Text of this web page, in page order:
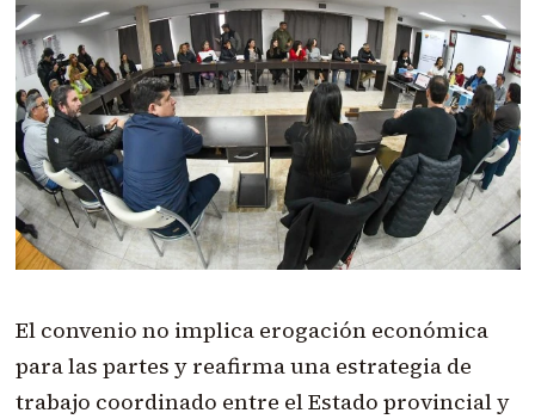
El convenio no implica erogación económica
para las partes y reafirma una estrategia de
trabajo coordinado entre el Estado provincial y